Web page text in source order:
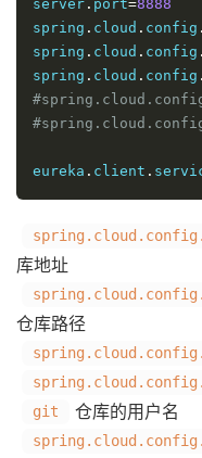
server . port=8888
spring . cloud . config .
spring . cloud . config .
spring . cloud . config .
eureka . client .
库地址
仓库路径
git 仓库的用户名